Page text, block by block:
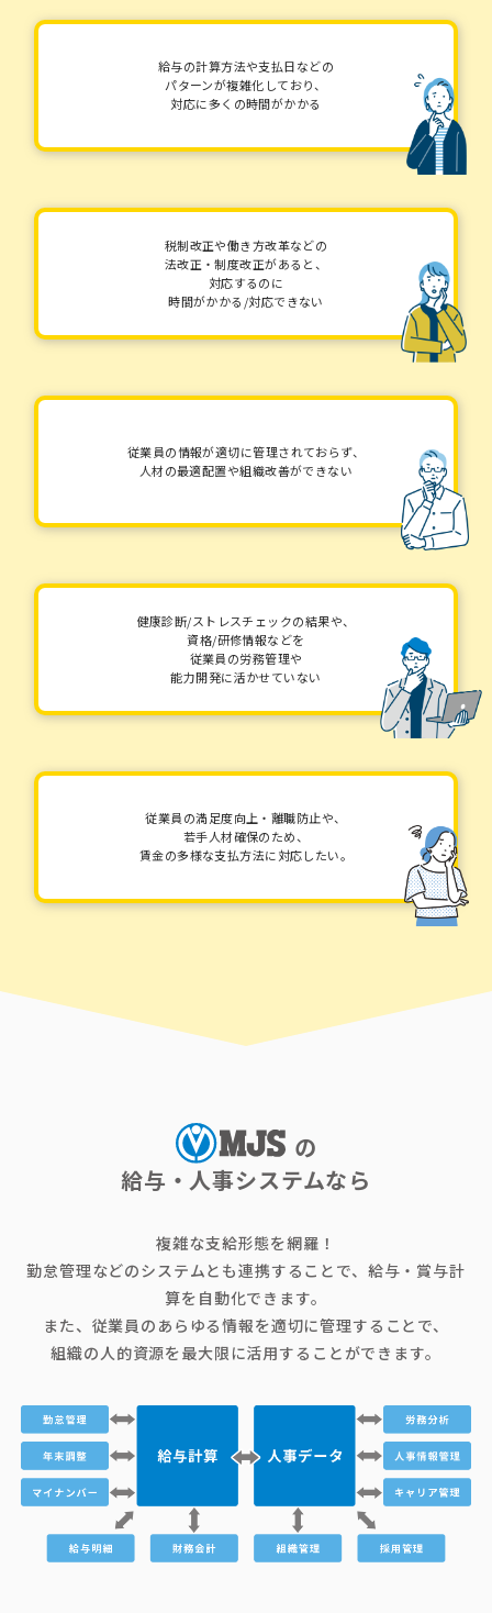
給与の計算方法や支払日などの
パターンが複雑化しており、
対応に多くの時間がかかる
税制改正や働き方改革などの
法改正・制度改正があると、
対応するのに
時間がかかる/対応できない
従業員の情報が適切に管理されておらず、
人材の最適配置や組織改善ができない
健康診断/ストレスチェックの結果や、
資格/研修情報などを
従業員の労務管理や
能力開発に活かせていない
従業員の満足度向上・離職防止や、
若手人材確保のため、
賃金の多様な支払方法に対応したい。
の
給与・人事システムなら
複雑な支給形態を網羅！
勤怠管理などのシステムとも連携することで、給与・賞与計
算を自動化できます。
また、従業員のあらゆる情報を適切に管理することで、
組織の人的資源を最大限に活用することができます。